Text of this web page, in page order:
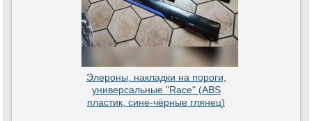
Элероны, накладки на пороги,
универсальные "Race" (ABS
пластик, сине-чёрные глянец)